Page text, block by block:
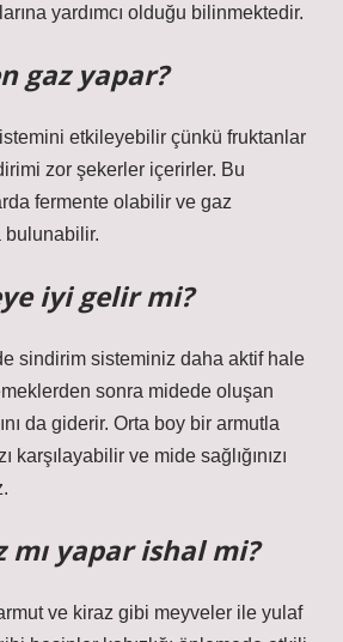
yardımcı olduğu bilinmektedir.
gaz yapar?
etkileyebilir çünkü fruktanlar
zor şekerler içerirler. Bu
fermente olabilir ve gaz
bulunabilir.
iyi gelir mi?
sindirim sisteminiz daha aktif hale
sonra midede oluşan
da giderir. Orta boy bir armutla
karşılayabilir ve mide sağlığınızı
mı yapar ishal mi?
ve kiraz gibi meyveler ile yulaf